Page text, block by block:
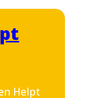
Helpt